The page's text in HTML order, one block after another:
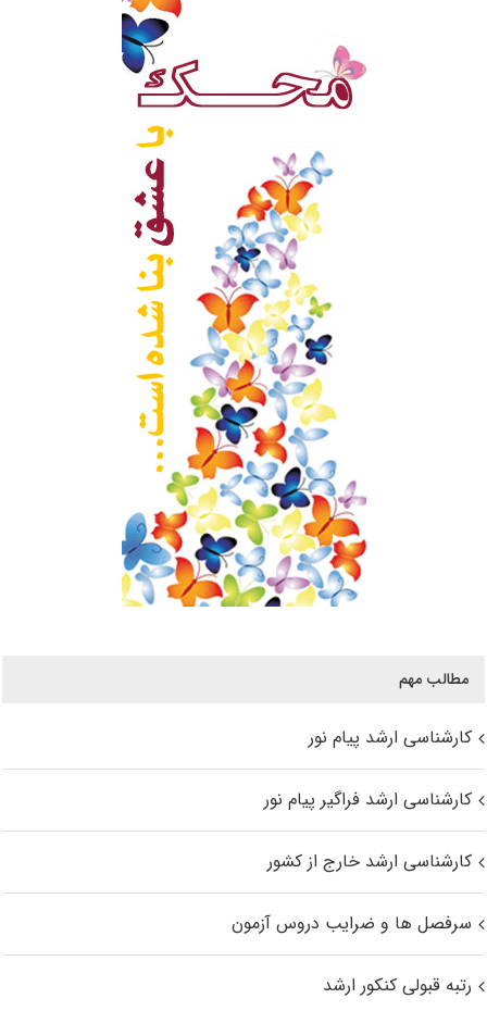
مطالب مهم
کارشناسی ارشد پیام نور
کارشناسی ارشد فراگیر پیام نور
کارشناسی ارشد خارج از کشور
سرفصل ها و ضرایب دروس آزمون
رتبه قبولی کنکور ارشد